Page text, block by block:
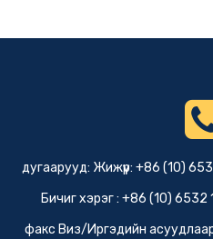
дугаарууд: Жижүүр: +86 (10)
Бичиг хэрэг : +86 (10)
факс Виз/Иргэдийн